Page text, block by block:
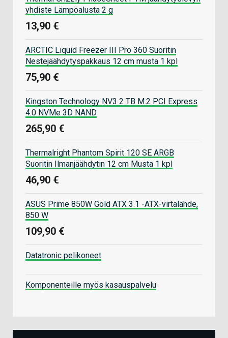
yhdiste Lämpöalusta 2 g
13,90 €
ARCTIC Liquid Freezer III Pro 360 Suoritin
Nestejäähdytyspakkaus 12 cm musta 1 kpl
75,90 €
Kingston Technology NV3 2 TB M.2 PCI Express
4.0 NVMe 3D NAND
265,90 €
Thermalright Phantom Spirit 120 SE ARGB
Suoritin Ilmanjäähdytin 12 cm Musta 1 kpl
46,90 €
ASUS Prime 850W Gold ATX 3.1 -ATX-virtalähde,
850 W
109,90 €
Datatronic pelikoneet
Komponenteille myös kasauspalvelu